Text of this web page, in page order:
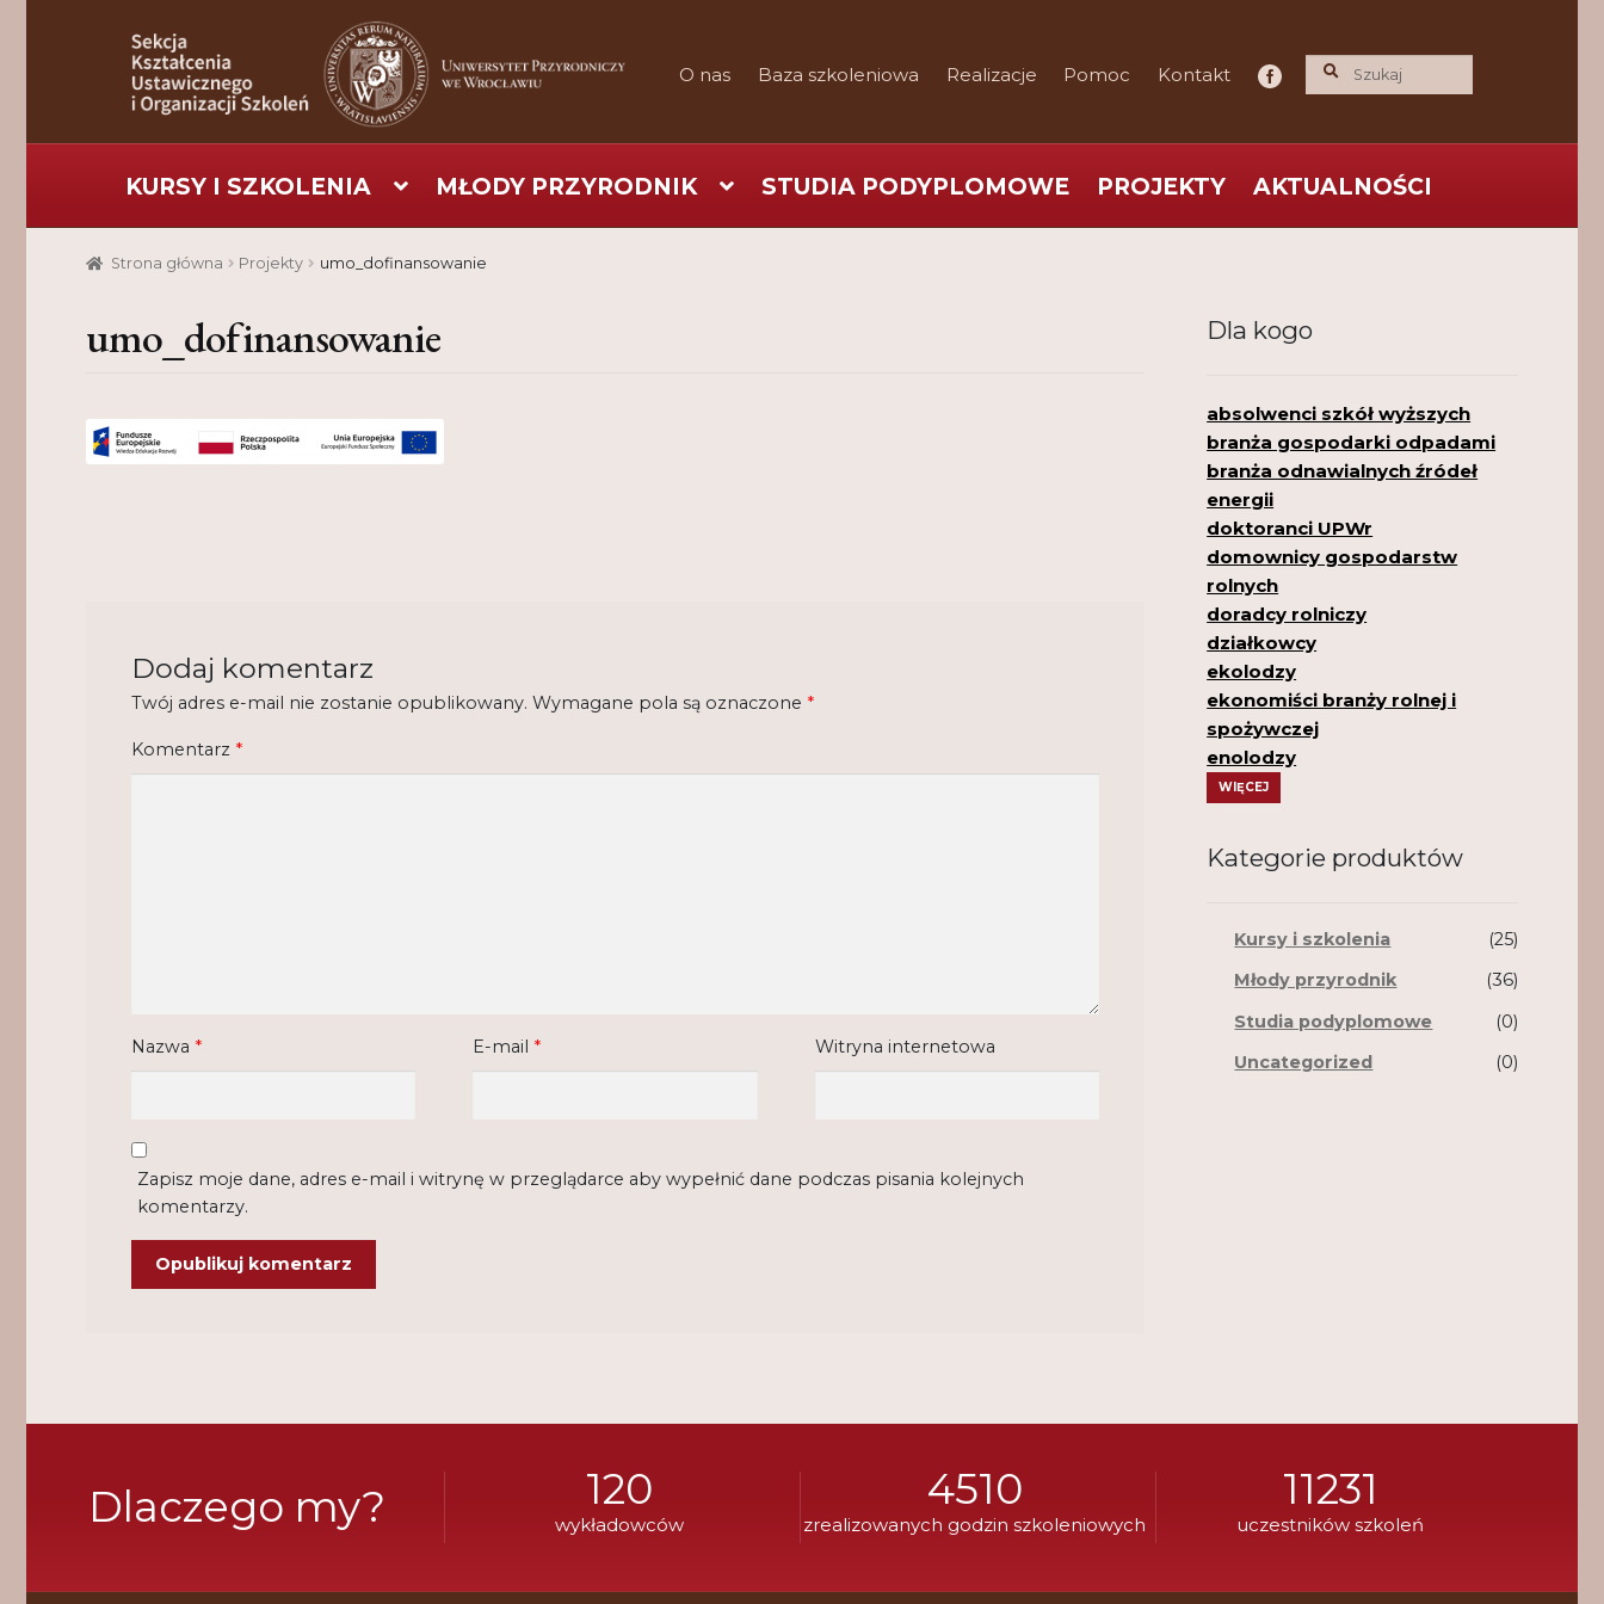
Przejdź
do
nawigacji
Przejdź
do
treści
O nas Baza szkoleniowa Realizacje Pomoc Kontakt
KURSY I SZKOLENIA MŁODY PRZYRODNIK STUDIA PODYPLOMOWE PROJEKTY AKTUALNOŚCI
Strona główna Aktualności Baza szkoleniowa
Strona główna Projekty umo_dofinansowanie
umo_dofinansowanie
Dodaj komentarz
Twój adres e-mail nie zostanie opublikowany. Wymagane pola są oznaczone *
Komentarz *
Nazwa * E-mail * Witryna internetowa
Zapisz moje dane, adres e-mail i witrynę w przeglądarce aby wypełnić dane podczas pisania kolejnych
komentarzy.
Dla kogo
absolwenci szkół wyższych
branża gospodarki odpadami
branża odnawialnych źródeł
energii
doktoranci UPWr
domownicy gospodarstw
rolnych
doradcy rolniczy
działkowcy
ekolodzy
ekonomiści branży rolnej i
spożywczej
enolodzy
WIĘCEJ
Kategorie produktów
Kursy i szkolenia
(25)
Młody przyrodnik
(36)
Studia podyplomowe
(0)
Uncategorized
(0)
Dlaczego my? 120
wykładowców
4510
zrealizowanych godzin szkoleniowych
11231
uczestników szkoleń